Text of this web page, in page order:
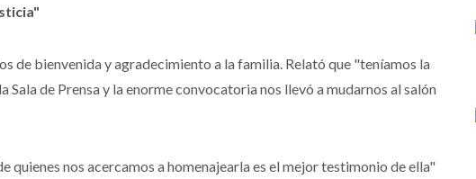
de bienvenida y agradecimiento a la familia. Relató que "teníamos la
Sala de Prensa y la enorme convocatoria nos llevó a mudarnos al salón
quienes nos acercamos a homenajearla es el mejor testimonio de ella"